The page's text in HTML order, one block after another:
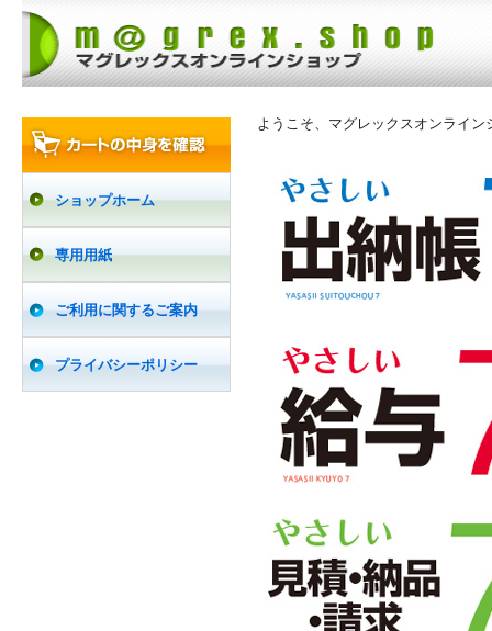
ショップホーム
専用用紙
ご利用に関するご案内
プライバシーポリシー
ようこそ、マグレックスオンライン